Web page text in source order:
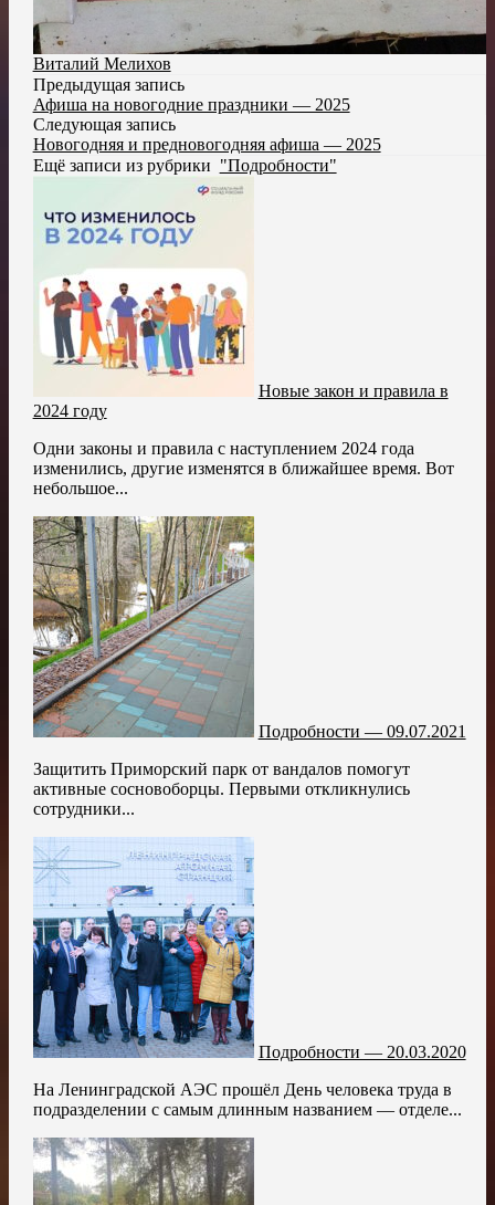
Виталий Мелихов
Предыдущая запись
Афиша на новогодние праздники — 2025
Следующая запись
Новогодняя и предновогодняя афиша — 2025
Ещё записи из рубрики "Подробности"
Новые закон и правила в
2024 году
Одни законы и правила с наступлением 2024 года
изменились, другие изменятся в ближайшее время. Вот
небольшое...
Подробности — 09.07.2021
Защитить Приморский парк от вандалов помогут
активные сосновоборцы. Первыми откликнулись
сотрудники...
Подробности — 20.03.2020
На Ленинградской АЭС прошёл День человека труда в
подразделении с самым длинным названием — отделе...